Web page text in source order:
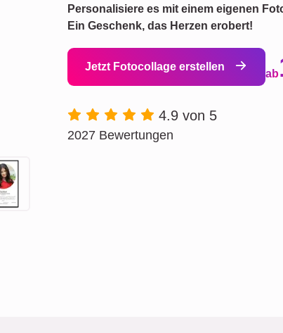
Personalisiere es mit einem eigenen
Ein Geschenk, das Herzen erobert!
Jetzt Fotocollage erstellen
ab
4.9 von 5
2027 Bewertungen